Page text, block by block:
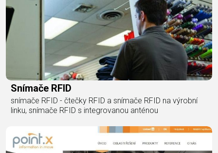
Snímače RFID
snímače RFID - čtečky RFID a snímače RFID na výrobní
linku, snímače RFID s integrovanou anténou